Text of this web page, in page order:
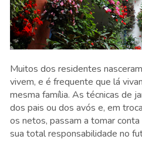
Muitos dos residentes
vivem, e é frequente que lá
mesma família. As técnicas de
dos pais ou dos avós e, em
os netos, passam a tomar
sua total responsabilidade no